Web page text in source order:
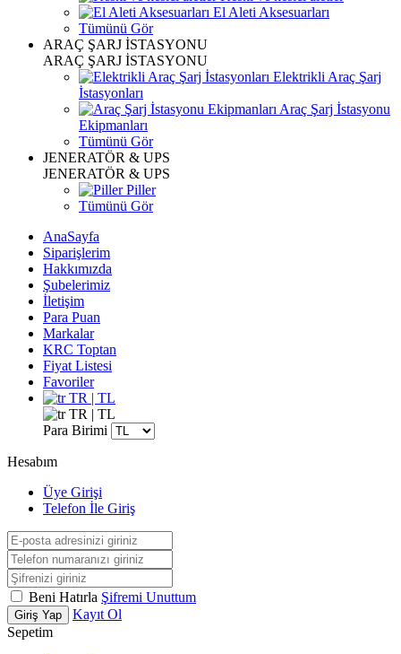
El Aleti Aksesuarları
Tümünü Gör
ARAÇ ŞARJ İSTASYONU
ARAÇ ŞARJ İSTASYONU
Elektrikli Araç Şarj
İstasyonları
Araç Şarj İstasyonu
Ekipmanları
Tümünü Gör
JENERATÖR & UPS
JENERATÖR & UPS
Piller
Tümünü Gör
AnaSayfa
Siparişlerim
Hakkımızda
Şubelerimiz
İletişim
Para Puan
Markalar
KRC Toptan
Fiyat Listesi
Favoriler
TR | TL
TR | TL
Para Birimi
Hesabım
Üye Girişi
Telefon İle Giriş
Beni Hatırla Şifremi Unuttum
Giriş Yap
Kayıt Ol
Sepetim